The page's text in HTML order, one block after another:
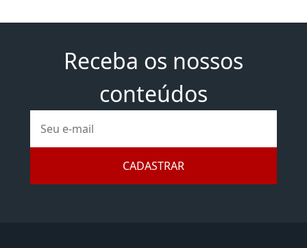
Receba os nossos
conteúdos
mail
CADASTRAR